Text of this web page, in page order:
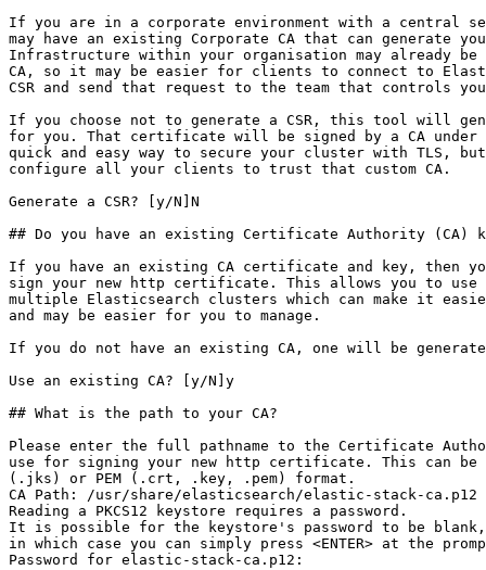
If you are in a corporate environment with a central
may have an existing Corporate CA that can generate
Infrastructure within your organisation may already
CA, so it may be easier for clients to connect to
CSR and send that request to the team that controls
If you choose not to generate a CSR, this tool will
for you. That certificate will be signed by a CA
quick and easy way to secure your cluster with TLS,
configure all your clients to trust that custom CA.
Generate a CSR? [y/N]N
## Do you have an existing Certificate Authority
If you have an existing CA certificate and key, then
sign your new http certificate. This allows you to use
multiple Elasticsearch clusters which can make it
and may be easier for you to manage.
If you do not have an existing CA, one will be
Use an existing CA? [y/N]y
## What is the path to your CA?
Please enter the full pathname to the Certificate
use for signing your new http certificate. This can be
(.jks) or PEM (.crt, .key, .pem) format.
CA Path: /usr/share/elasticsearch/elastic-stack-ca.p12
Reading a PKCS12 keystore requires a password.
It is possible for the keystore's password to be blank,
in which case you can simply press <ENTER> at the
Password for elastic-stack-ca.p12: